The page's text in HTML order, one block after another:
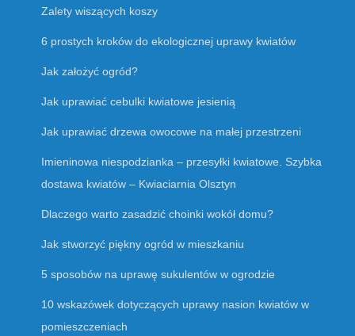
Zalety wiszących koszy
6 prostych kroków do ekologicznej uprawy kwiatów
Jak założyć ogród?
Jak uprawiać cebulki kwiatowe jesienią
Jak uprawiać drzewa owocowe na małej przestrzeni
Imieninowa niespodzianka – przesyłki kwiatowe. Szybka
dostawa kwiatów – Kwiaciarnia Olsztyn
Dlaczego warto zasadzić choinki wokół domu?
Jak stworzyć piękny ogród w mieszkaniu
5 sposobów na uprawę sukulentów w ogrodzie
10 wskazówek dotyczących uprawy nasion kwiatów w
pomieszczeniach